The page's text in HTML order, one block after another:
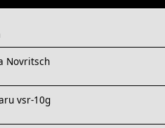
Novritsch
vsr-10g